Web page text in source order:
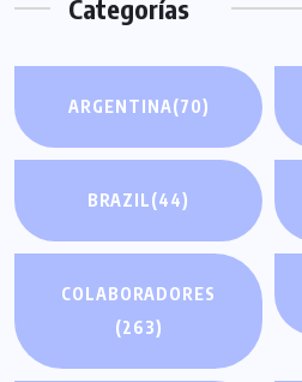
Categorías
ARGENTINA(70)
BRAZIL(44)
COLABORADORES
(263)